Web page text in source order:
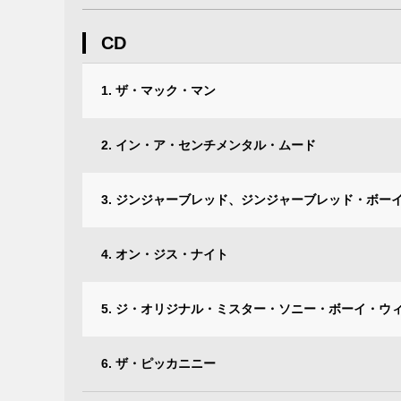
CD
1. ザ・マック・マン
2. イン・ア・センチメンタル・ムード
3. ジンジャーブレッド、ジンジャーブレッド・ボーイ
4. オン・ジス・ナイト
5. ジ・オリジナル・ミスター・ソニー・ボーイ・ウ
6. ザ・ピッカニニー